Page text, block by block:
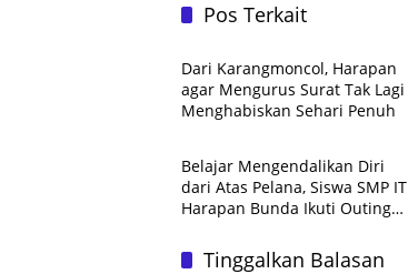
Pos Terkait
Liputan
Dari Karangmoncol, Harapan
agar Mengurus Surat Tak Lagi
Menghabiskan Sehari Penuh
Liputan
Belajar Mengendalikan Diri
dari Atas Pelana, Siswa SMP IT
Harapan Bunda Ikuti Outing
Tinggalkan Balasan